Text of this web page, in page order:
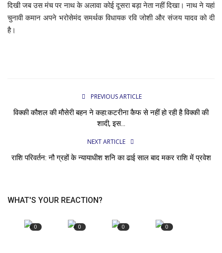
दिखी जब उस मंच पर नाथ के अलावा कोई दूसरा बड़ा नेता नहीं दिखा। नाथ ने यहां
चुनावी कमान अपने भरोसेमंद समर्थक विधायक रवि जोशी और संजय यादव को दी
है।
PREVIOUS ARTICLE
विक्की कौशल की मौसेरी बहन ने कहा:कटरीना कैफ से नहीं हो रही है विक्की की
शादी, इस...
NEXT ARTICLE
राशि परिवर्तन: नौ ग्रहों के न्यायाधीश शनि का ढाई साल बाद मकर राशि में प्रवेश
WHAT'S YOUR REACTION?
0 0 0 0